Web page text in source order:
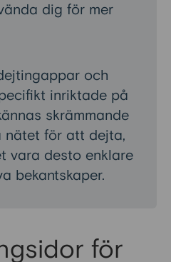
dig för mer
och
inriktade på
skrämmande
för att dejta,
vara desto enklare
bekantskaper.
för